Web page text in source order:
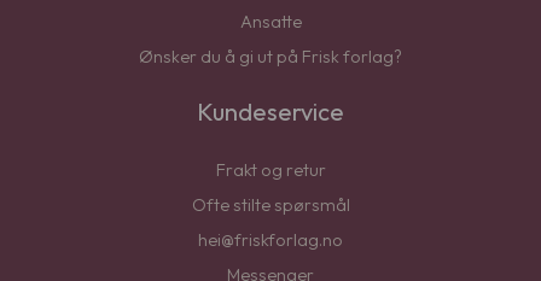
Ansatte
Ønsker du å gi ut på Frisk forlag?
Kundeservice
Frakt og retur
Ofte stilte spørsmål
hei@friskforlag.no
Messenger